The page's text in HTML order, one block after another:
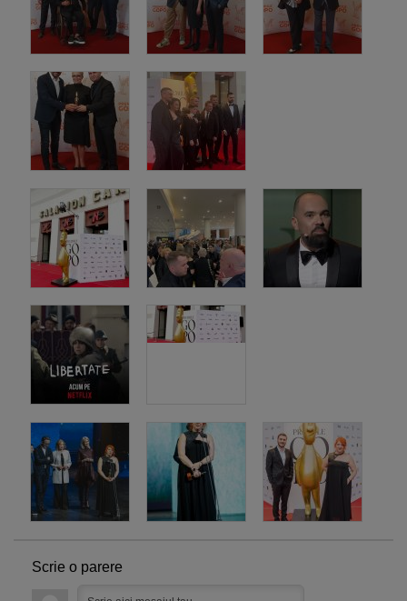
Scrie o parere